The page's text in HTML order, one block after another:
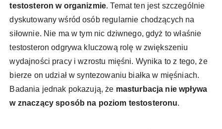
testosteron w organizmie. Temat ten jest szczególnie
dyskutowany wśród osób regularnie chodzących na
siłownie. Nie ma w tym nic dziwnego, gdyż to właśnie
testosteron odgrywa kluczową rolę w zwiększeniu
wydajności pracy i wzrostu mięśni. Wynika to z tego, że
bierze on udział w syntezowaniu białka w mięśniach.
Badania jednak pokazują, że masturbacja nie wpływa
w znaczący sposób na poziom testosteronu.